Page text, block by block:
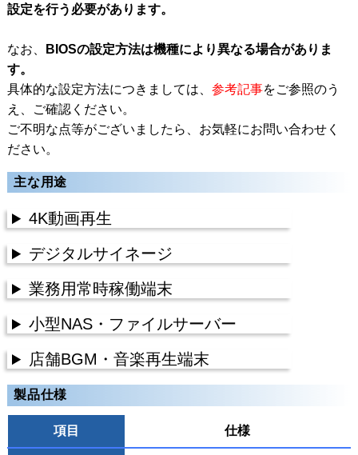
設定を行う必要があります。
なお、
BIOSの設定方法は機種により異なる場合がありま
す。
具体的な設定方法につきましては、 参考記事をご参照のう
え、ご確認ください。
ご不明な点等がございましたら、お気軽にお問い合わせく
ださい。
主な用途
4K動画再生
デジタルサイネージ
業務用常時稼働端末
小型NAS・ファイルサーバー
店舗BGM・音楽再生端末
製品仕様
項目 仕様